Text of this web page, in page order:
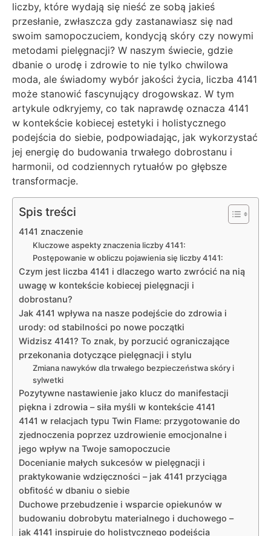
liczby, które wydają się nieść ze sobą jakieś
przesłanie, zwłaszcza gdy zastanawiasz się nad
swoim samopoczuciem, kondycją skóry czy nowymi
metodami pielęgnacji? W naszym świecie, gdzie
dbanie o urodę i zdrowie to nie tylko chwilowa
moda, ale świadomy wybór jakości życia, liczba 4141
może stanowić fascynujący drogowskaz. W tym
artykule odkryjemy, co tak naprawdę oznacza 4141
w kontekście kobiecej estetyki i holistycznego
podejścia do siebie, podpowiadając, jak wykorzystać
jej energię do budowania trwałego dobrostanu i
harmonii, od codziennych rytuałów po głębsze
transformacje.
Spis treści
4141 znaczenie
Kluczowe aspekty znaczenia liczby 4141:
Postępowanie w obliczu pojawienia się liczby 4141:
Czym jest liczba 4141 i dlaczego warto zwrócić na nią
uwagę w kontekście kobiecej pielęgnacji i
dobrostanu?
Jak 4141 wpływa na nasze podejście do zdrowia i
urody: od stabilności po nowe początki
Widzisz 4141? To znak, by porzucić ograniczające
przekonania dotyczące pielęgnacji i stylu
Zmiana nawyków dla trwałego bezpieczeństwa skóry i
sylwetki
Pozytywne nastawienie jako klucz do manifestacji
piękna i zdrowia – siła myśli w kontekście 4141
4141 w relacjach typu Twin Flame: przygotowanie do
zjednoczenia poprzez uzdrowienie emocjonalne i
jego wpływ na Twoje samopoczucie
Docenianie małych sukcesów w pielęgnacji i
praktykowanie wdzięczności – jak 4141 przyciąga
obfitość w dbaniu o siebie
Duchowe przebudzenie i wsparcie opiekunów w
budowaniu dobrobytu materialnego i duchowego –
jak 4141 inspiruje do holistycznego podejścia